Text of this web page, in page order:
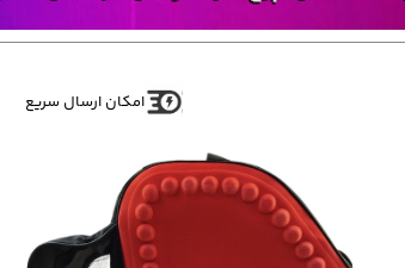
امکان ارسال سریع